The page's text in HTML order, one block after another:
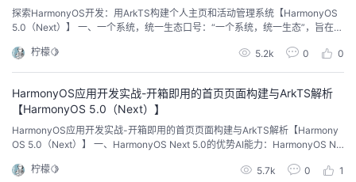
探索HarmonyOS开发：用ArkTS构建个人主页和活动管理系统【HarmonyOS
5.0（Next）】 一、一个系统，统一生态口号：“一个系统，统一生态”，旨在全
相比前代，HarmonyOS 5.0（Next）的流畅度提升了30%，系统运行更加丝
滑。续航增强：手机续航提升56分钟，有效提升了设备的续航时间。全新设
柠檬🍋 5.2k 0 0
HarmonyOS应用开发实战-开箱即用的首页页面构建与ArkTS解析
【HarmonyOS 5.0（Next）】
HarmonyOS应用开发实战-开箱即用的首页页面构建与ArkTS解析【Harmony
OS 5.0（Next）】 一、HarmonyOS Next 5.0的优势AI能力：HarmonyOS Ne
了应用的智能化体验。例如，小艺助手在HarmonyOS Next 5.0中得到了显著增
柠檬🍋 5.7k 0 1